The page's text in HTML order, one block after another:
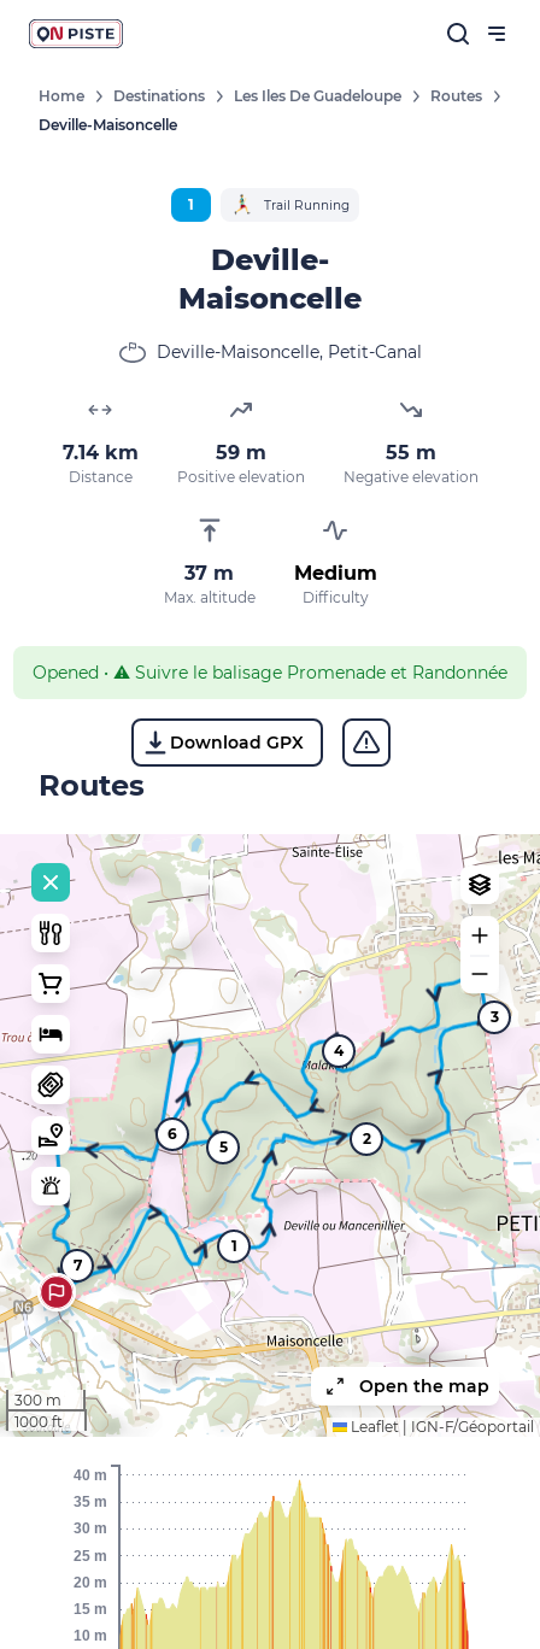
Home Destinations Les Iles De Guadeloupe
Routes
Deville-Maisoncelle
1 Trail Running
Deville-
Maisoncelle
Deville-Maisoncelle, Petit-Canal
7.14 km
Distance
59 m
Positive elevation
55 m
Negative elevation
37 m
Max. altitude
Medium
Difficulty
Opened • ⚠️ Suivre le balisage Promenade et Randonnée
Download GPX
Routes
1
2
3
4
5
6
7
300 m
1000 ft
Open the map
Leaflet IGN-F/Géoportail
10 m
15 m
20 m
25 m
30 m
35 m
40 m